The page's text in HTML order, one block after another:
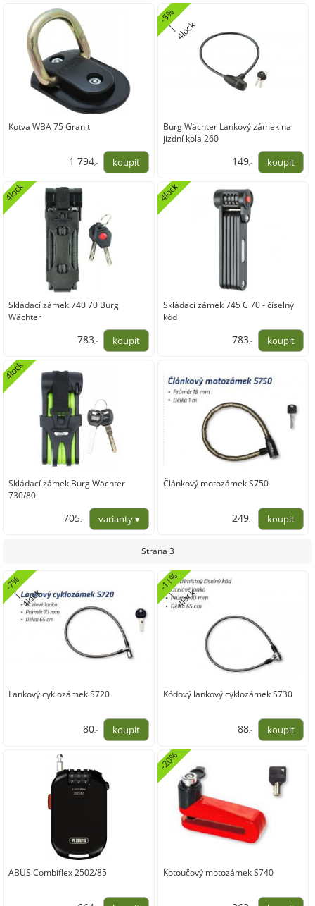
Kotva WBA 75 Granit
1 794,-
Burg Wächter Lankový zámek na
jízdní kola 260
-
5
%
|
4
l
o
ck
149,-
Skládací zámek 740 70 Burg
Wächter
4lock
783,-
Skládací zámek 745 C 70 - číselný
kód
4lock
783,-
Skládací zámek Burg Wächter
730/80
4lock
705,-
Článkový motozámek S750
249,-
Strana 3
Lankový cyklozámek S720
-
7
%
|
4
l
o
ck
80,-
Kódový lankový cyklozámek S730
-
1
1
%
|
4
l
o
ck
88,-
ABUS Combiflex 2502/85 Kotoučový motozámek S740
-20%